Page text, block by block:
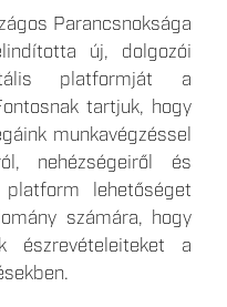
hír is megjelent,
takarékossági
ezért most közvetlen,
tájékoztatást
Parancsnoksága
új, dolgozói
platformját a
tartjuk, hogy
munkavégzéssel
nehézségeiről és
lehetőséget
számára, hogy
észrevételeiteket a
egyes
elzárás
CCXL. törvényben
útján történő
a Skype
2025. május 5.
képes, kiemelt
amely közel
munkalehetőséget a
januártól várható
a havi nettó 400
minimális feltétele a
információk a
karrieroldalán, a
és
közösségi média